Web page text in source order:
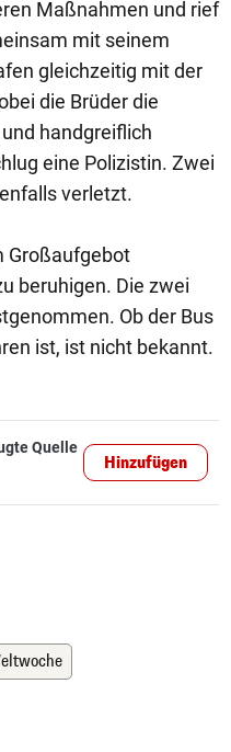
Maßnahmen und rief
mit seinem
gleichzeitig mit der
die Brüder die
handgreiflich
eine Polizistin. Zwei
verletzt.
Großaufgebot
beruhigen. Die zwei
Ob der Bus
ist, ist nicht bekannt.
Quelle
Hinzufügen